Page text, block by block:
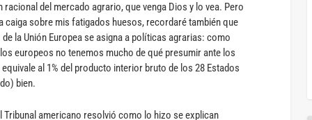
racional del mercado agrario, que venga Dios y lo vea. Pero
caiga sobre mis fatigados huesos, recordaré también que
la Unión Europea se asigna a políticas agrarias: como
europeos no tenemos mucho de qué presumir ante los
al 1% del producto interior bruto de los 28 Estados
bien.
americano resolvió como lo hizo se explican